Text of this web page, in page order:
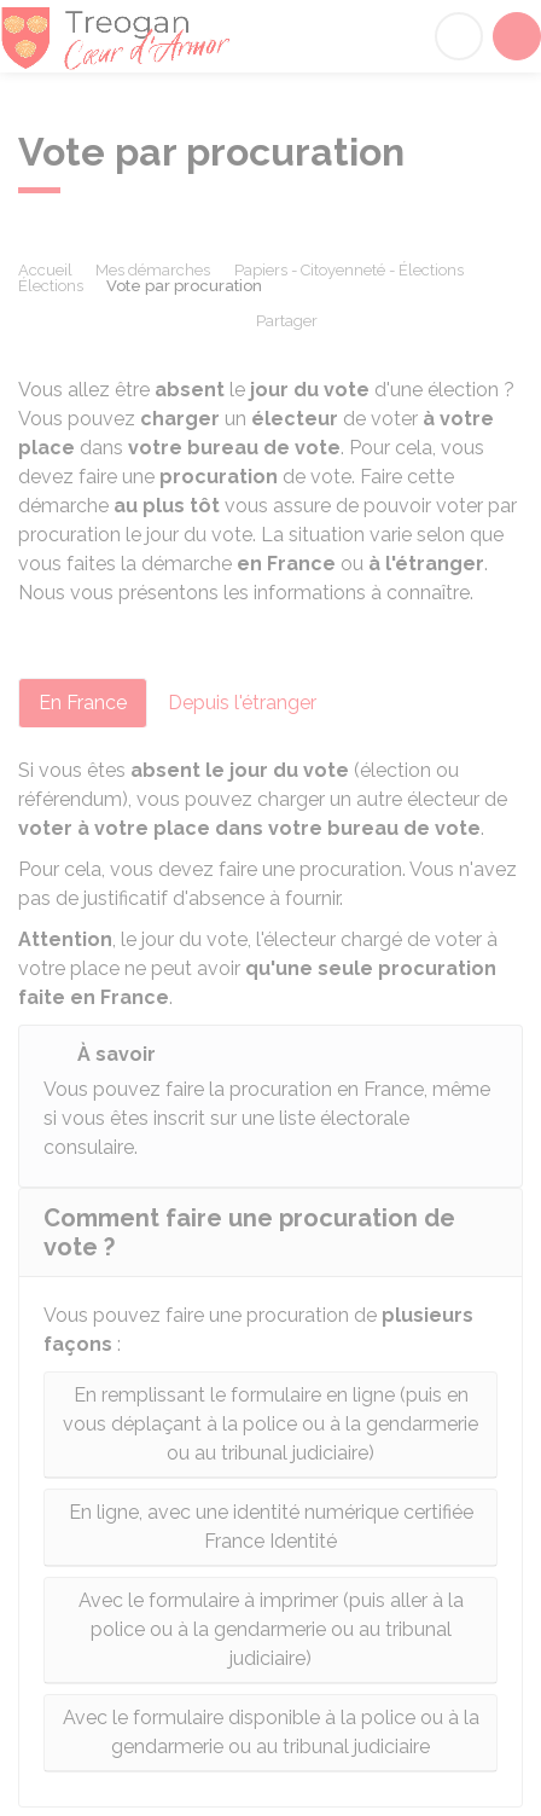
Vote par procuration
Accueil Mes démarches
Papiers - Citoyenneté - Élections
Élections
Vote par procuration
Partager
Vous allez être absent le jour du vote d'une élection ?
Vous pouvez charger un électeur de voter à votre
place dans votre bureau de vote. Pour cela, vous
devez faire une procuration de vote. Faire cette
démarche au plus tôt vous assure de pouvoir voter par
procuration le jour du vote. La situation varie selon que
vous faites la démarche en France ou à l'étranger.
Nous vous présentons les informations à connaître.
En France Depuis l'étranger
Si vous êtes absent le jour du vote (élection ou
référendum), vous pouvez charger un autre électeur de
voter à votre place dans votre bureau de vote.
Pour cela, vous devez faire une procuration. Vous n'avez
pas de justificatif d'absence à fournir.
Attention, le jour du vote, l'électeur chargé de voter à
votre place ne peut avoir qu'une seule procuration
faite en France.
À savoir
Vous pouvez faire la procuration en France, même
si vous êtes inscrit sur une liste électorale
consulaire.
Comment faire une procuration de
vote ?
Vous pouvez faire une procuration de plusieurs
façons :
En remplissant le formulaire en ligne (puis en
vous déplaçant à la police ou à la gendarmerie
ou au tribunal judiciaire)
En ligne, avec une identité numérique certifiée
France Identité
Avec le formulaire à imprimer (puis aller à la
police ou à la gendarmerie ou au tribunal
judiciaire)
Avec le formulaire disponible à la police ou à la
gendarmerie ou au tribunal judiciaire